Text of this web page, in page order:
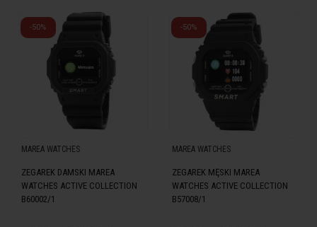
-50%
MAREA WATCHES
ZEGAREK DAMSKI MAREA
WATCHES ACTIVE COLLECTION
B60002/1
-50%
MAREA WATCHES
ZEGAREK MĘSKI MAREA
WATCHES ACTIVE COLLECTION
B57008/1